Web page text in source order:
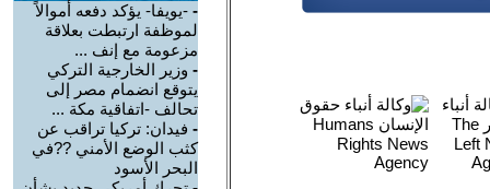
- -يويفا- يؤكد دفعه أموالاً
لموظفة ارتبطت بعلاقة
مزعومة مع إنف ...
- وزير الخارجية التركي
يتوقع انضمام مصر إلى
تحالف -اتفاقية مكة ...
- فيدان: تركيا تراقب عن
كثب الوضع الأمني ??في
البحر الأسود